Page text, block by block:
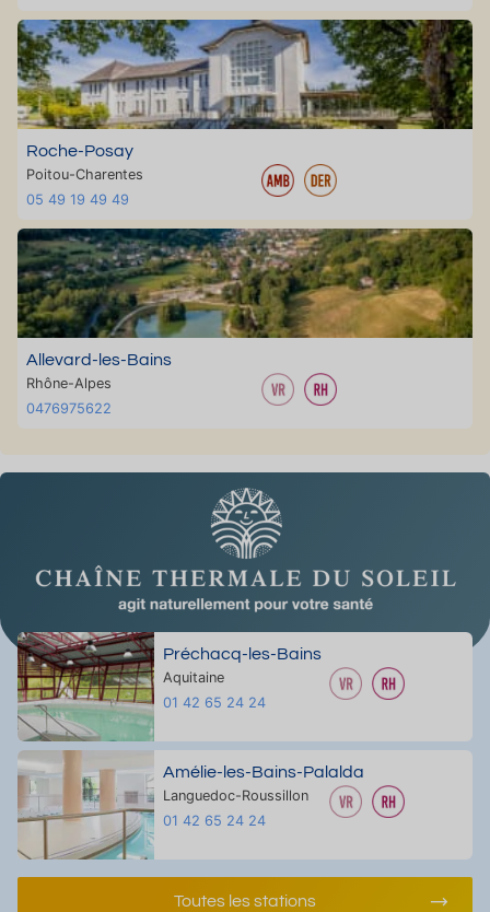
Roche-Posay
Poitou-Charentes
05 49 19 49 49
Allevard-les-Bains
Rhône-Alpes
0476975622
Préchacq-les-Bains
Aquitaine
01 42 65 24 24
Amélie-les-Bains-Palalda
Languedoc-Roussillon
01 42 65 24 24
Toutes les stations